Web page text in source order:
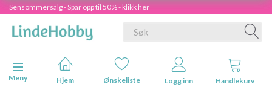
Sensommersalg - Spar opp til 50% - klikk her
Veksle navigasjon
Meny
Hjem Ønskeliste Logg inn Handlekurv